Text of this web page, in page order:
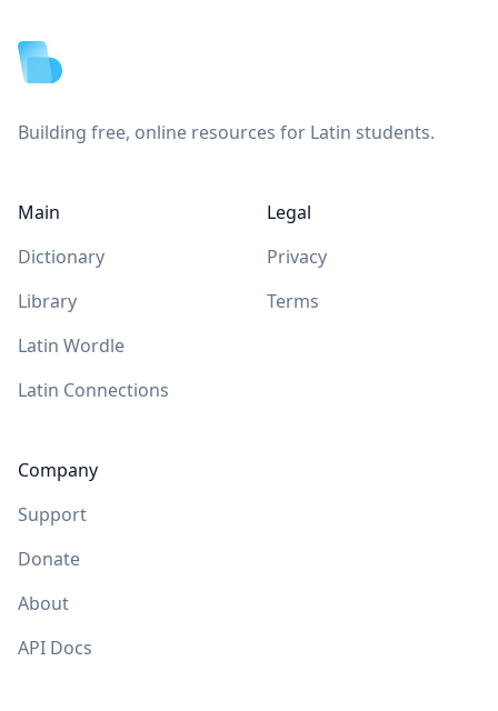
Building free, online resources for Latin students.
Main
Dictionary
Library
Latin Wordle
Latin Connections
Company
Support
Donate
About
API Docs
Legal
Privacy
Terms